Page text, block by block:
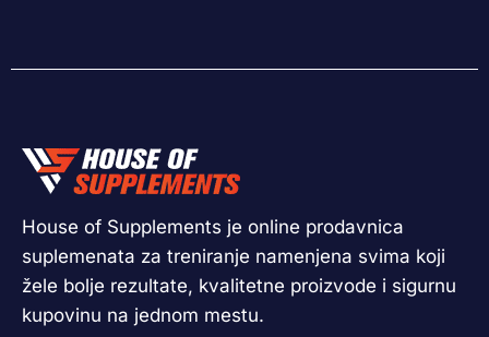
House of Supplements je online prodavnica
suplemenata za treniranje namenjena svima koji
žele bolje rezultate, kvalitetne proizvode i sigurnu
kupovinu na jednom mestu.